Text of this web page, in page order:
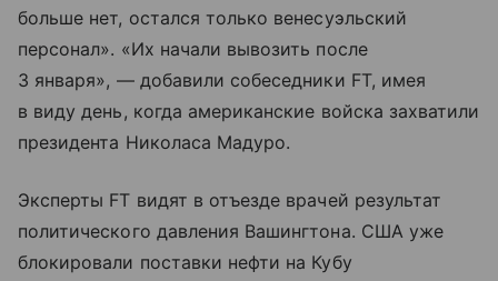
больше нет, остался только венесуэльский
персонал». «Их начали вывозить после
3 января», — добавили собеседники FT, имея
в виду день, когда американские войска захватили
президента Николаса Мадуро.
Эксперты FT видят в отъезде врачей результат
политического давления Вашингтона. США уже
блокировали поставки нефти на Кубу